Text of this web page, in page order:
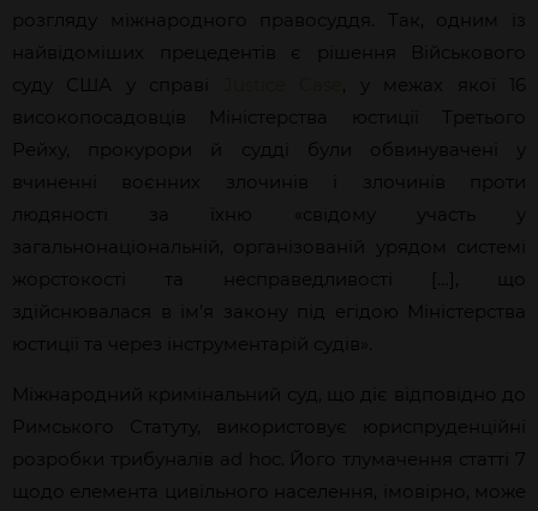
розгляду міжнародного правосуддя. Так, одним із
найвідоміших прецедентів є рішення Військового
суду США у справі
, у межах якої 16
високопосадовців Міністерства юстиції Третього
Рейху, прокурори й судді були обвинувачені у
вчиненні воєнних злочинів і злочинів проти
людяності за їхню «свідому участь у
загальнонаціональній, організованій урядом системі
жорстокості та несправедливості […], що
здійснювалася в ім’я закону під егідою Міністерства
юстиції та через інструментарій судів».
Міжнародний кримінальний суд, що діє відповідно до
Римського Статуту, використовує юриспруденційні
розробки трибуналів ad hoc. Його тлумачення статті 7
щодо елемента цивільного населення, імовірно, може